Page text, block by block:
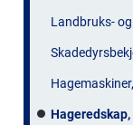
Landbruks-